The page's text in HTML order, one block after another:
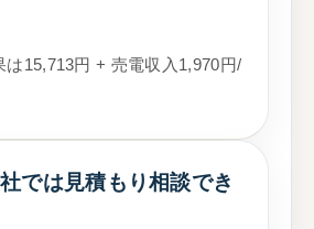
は15,713円 + 売電収入1,970円/
では見積もり相談でき